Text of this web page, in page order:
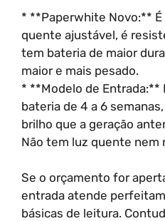
* **Paperwhite Novo:**
quente ajustável, é
tem bateria de maior
maior e mais pesado.
* **Modelo de Entrada:**
bateria de 4 a 6
brilho que a geração
Não tem luz quente nem
Se o orçamento for
entrada atende
básicas de leitura.